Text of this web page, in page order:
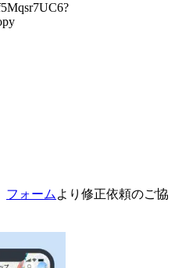
フォーム より修正依頼のご協